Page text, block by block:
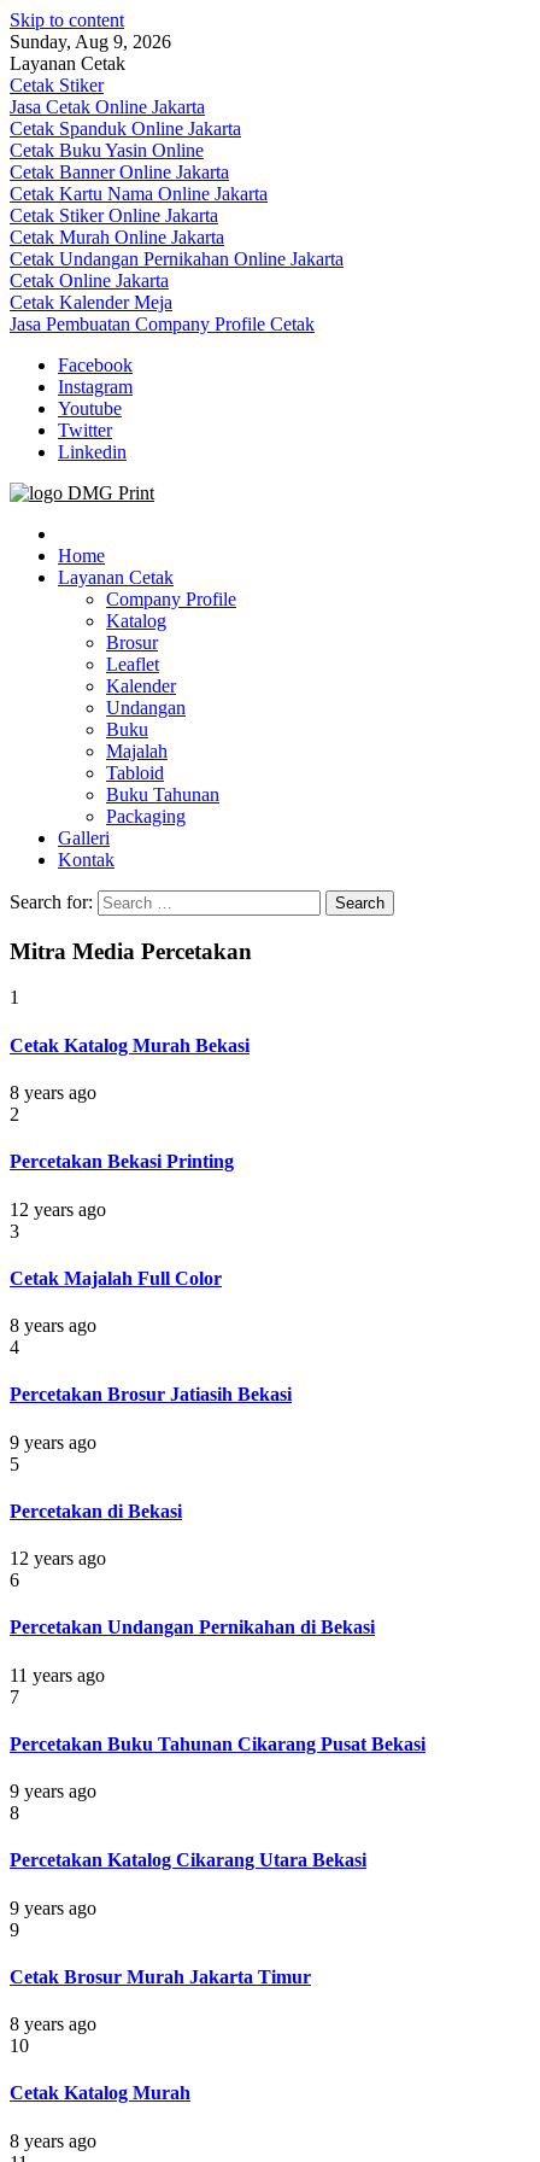
Skip to content
Sunday, Aug 9, 2026
Layanan Cetak
Cetak Stiker
Jasa Cetak Online Jakarta
Cetak Spanduk Online Jakarta
Cetak Buku Yasin Online
Cetak Banner Online Jakarta
Cetak Kartu Nama Online Jakarta
Cetak Stiker Online Jakarta
Cetak Murah Online Jakarta
Cetak Undangan Pernikahan Online Jakarta
Cetak Online Jakarta
Cetak Kalender Meja
Jasa Pembuatan Company Profile Cetak
Facebook
Instagram
Youtube
Twitter
Linkedin
Jasa Cetak Online DMG Printing
Home
Layanan Cetak
Company Profile
Katalog
Brosur
Leaflet
Kalender
Undangan
Buku
Majalah
Tabloid
Buku Tahunan
Packaging
Galleri
Kontak
Search for:
Mitra Media Percetakan
1
Cetak Katalog Murah Bekasi
8 years ago
2
Percetakan Bekasi Printing
12 years ago
3
Cetak Majalah Full Color
8 years ago
4
Percetakan Brosur Jatiasih Bekasi
9 years ago
5
Percetakan di Bekasi
12 years ago
6
Percetakan Undangan Pernikahan di Bekasi
11 years ago
7
Percetakan Buku Tahunan Cikarang Pusat Bekasi
9 years ago
8
Percetakan Katalog Cikarang Utara Bekasi
9 years ago
9
Cetak Brosur Murah Jakarta Timur
8 years ago
10
Cetak Katalog Murah
8 years ago